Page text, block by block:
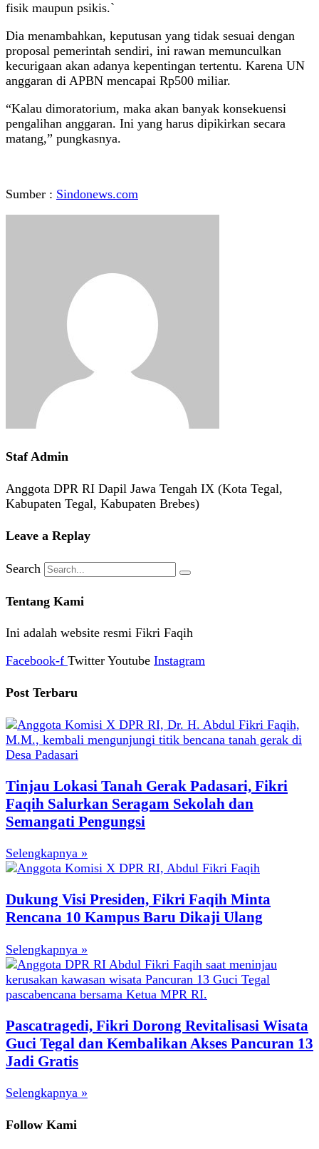
fisik maupun psikis.`
Dia menambahkan, keputusan yang tidak sesuai dengan
proposal pemerintah sendiri, ini rawan memunculkan
kecurigaan akan adanya kepentingan tertentu. Karena UN
anggaran di APBN mencapai Rp500 miliar.
“Kalau dimoratorium, maka akan banyak konsekuensi
pengalihan anggaran. Ini yang harus dipikirkan secara
matang,” pungkasnya.
Sumber : Sindonews.com
Staf Admin
Anggota DPR RI Dapil Jawa Tengah IX (Kota Tegal,
Kabupaten Tegal, Kabupaten Brebes)
Leave a Replay
Search
Tentang Kami
Ini adalah website resmi Fikri Faqih
Facebook-f Twitter Youtube Instagram
Post Terbaru
Tinjau Lokasi Tanah Gerak Padasari, Fikri
Faqih Salurkan Seragam Sekolah dan
Semangati Pengungsi
Selengkapnya »
Dukung Visi Presiden, Fikri Faqih Minta
Rencana 10 Kampus Baru Dikaji Ulang
Selengkapnya »
Pascatragedi, Fikri Dorong Revitalisasi Wisata
Guci Tegal dan Kembalikan Akses Pancuran 13
Jadi Gratis
Selengkapnya »
Follow Kami